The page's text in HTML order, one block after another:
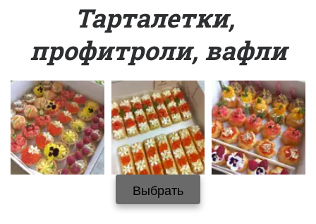
Тарталетки,
профитроли, вафли
Выбрать